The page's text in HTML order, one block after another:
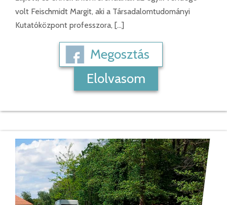
volt Feischmidt Margit, aki a Társadalomtudományi
Kutatóközpont professzora, […]
Megosztás
Elolvasom